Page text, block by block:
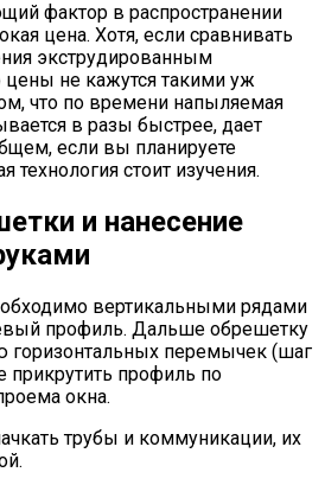
фактор в распространении
цена. Хотя, если сравнивать
экструдированным
цены не кажутся такими уж
что по времени напыляемая
в разы быстрее, дает
если вы планируете
технология стоит изучения.
и нанесение
вертикальными рядами
профиль. Дальше обрешетку
перемычек (шаг
прикрутить профиль по
окна.
трубы и коммуникации, их